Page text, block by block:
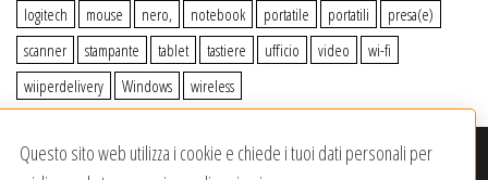
logitech
mouse nero, notebook portatile portatili
presa(e)
scanner
stampante tablet tastiere ufficio video
wi-fi
wiiperdelivery
Windows wireless
© 2020-2023Wiiper Store . Tutti i diritti riservati|Offerto da:
Questo sito web utilizza i cookie e chiede i tuoi dati personali per